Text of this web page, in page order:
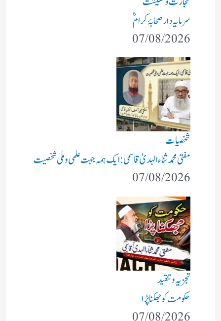
سرمایہ دار صحابۂ کرامؓ
07/08/2026
شخصیات
مفتی محمد ثناء الہدیٰ قاسمی: ایک ہمہ جہت علمی و ملی شخصیت
07/08/2026
تجزیہ و تنقید
حکومت کو جھکنا پڑا
07/08/2026